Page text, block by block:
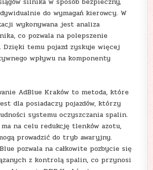
do wymagań kierowcy. W
wykonywana jest analiza
co pozwala na polepszenie
Dzięki temu pojazd zyskuje więcej
wpływu na komponenty
AdBlue Kraków to metoda, które
dla posiadaczy pojazdów, którzy
systemu oczyszczania spalin.
na celu redukcję tlenków azotu,
prowadzić do tryb awaryjny.
pozwala na całkowite pozbycie się
z kontrolą spalin, co przynosi